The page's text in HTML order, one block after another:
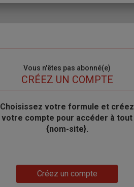
Vous n'êtes pas abonné(e)
TITRECRÉEZ UN COMPTE
Body
Choisissez votre formule et créez
votre compte pour accéder à tout
{nom-site}.
Créez un compte